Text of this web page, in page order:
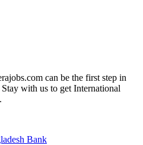
can be the first step in
with us to get International
Bank